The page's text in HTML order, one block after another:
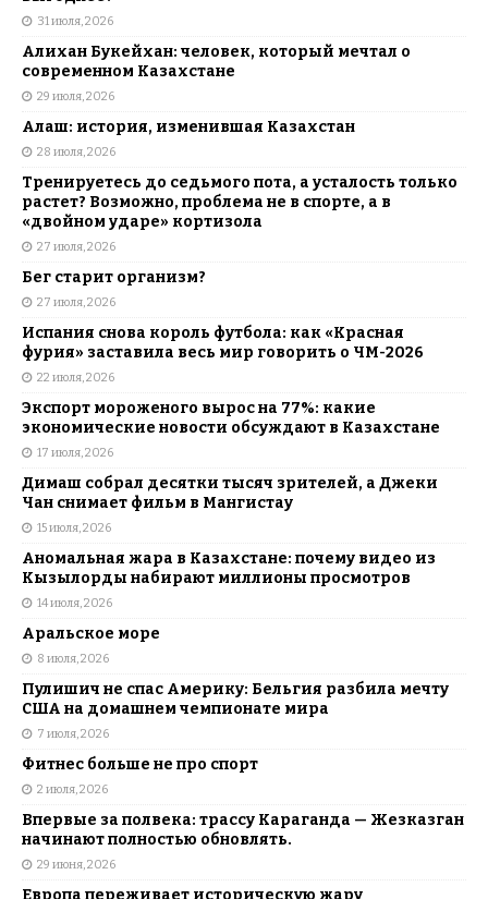
31 июля, 2026
Алихан Букейхан: человек, который мечтал о
современном Казахстане
29 июля, 2026
Алаш: история, изменившая Казахстан
28 июля, 2026
Тренируетесь до седьмого пота, а усталость только
растет? Возможно, проблема не в спорте, а в
«двойном ударе» кортизола
27 июля, 2026
Бег старит организм?
27 июля, 2026
Испания снова король футбола: как «Красная
фурия» заставила весь мир говорить о ЧМ-2026
22 июля, 2026
Экспорт мороженого вырос на 77%: какие
экономические новости обсуждают в Казахстане
17 июля, 2026
Димаш собрал десятки тысяч зрителей, а Джеки
Чан снимает фильм в Мангистау
15 июля, 2026
Аномальная жара в Казахстане: почему видео из
Кызылорды набирают миллионы просмотров
14 июля, 2026
Аральское море
8 июля, 2026
Пулишич не спас Америку: Бельгия разбила мечту
США на домашнем чемпионате мира
7 июля, 2026
Фитнес больше не про спорт
2 июля, 2026
Впервые за полвека: трассу Караганда — Жезказган
начинают полностью обновлять.
29 июня, 2026
Европа переживает историческую жару